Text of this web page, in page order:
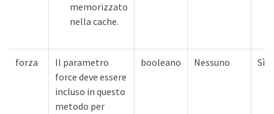
memorizzato
nella cache.
forza
Il parametro
force deve essere
incluso in questo
metodo per
booleano Nessuno Sì